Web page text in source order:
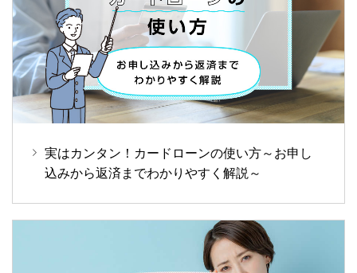
実はカンタン！カードローンの使い方～お申し
込みから返済までわかりやすく解説～